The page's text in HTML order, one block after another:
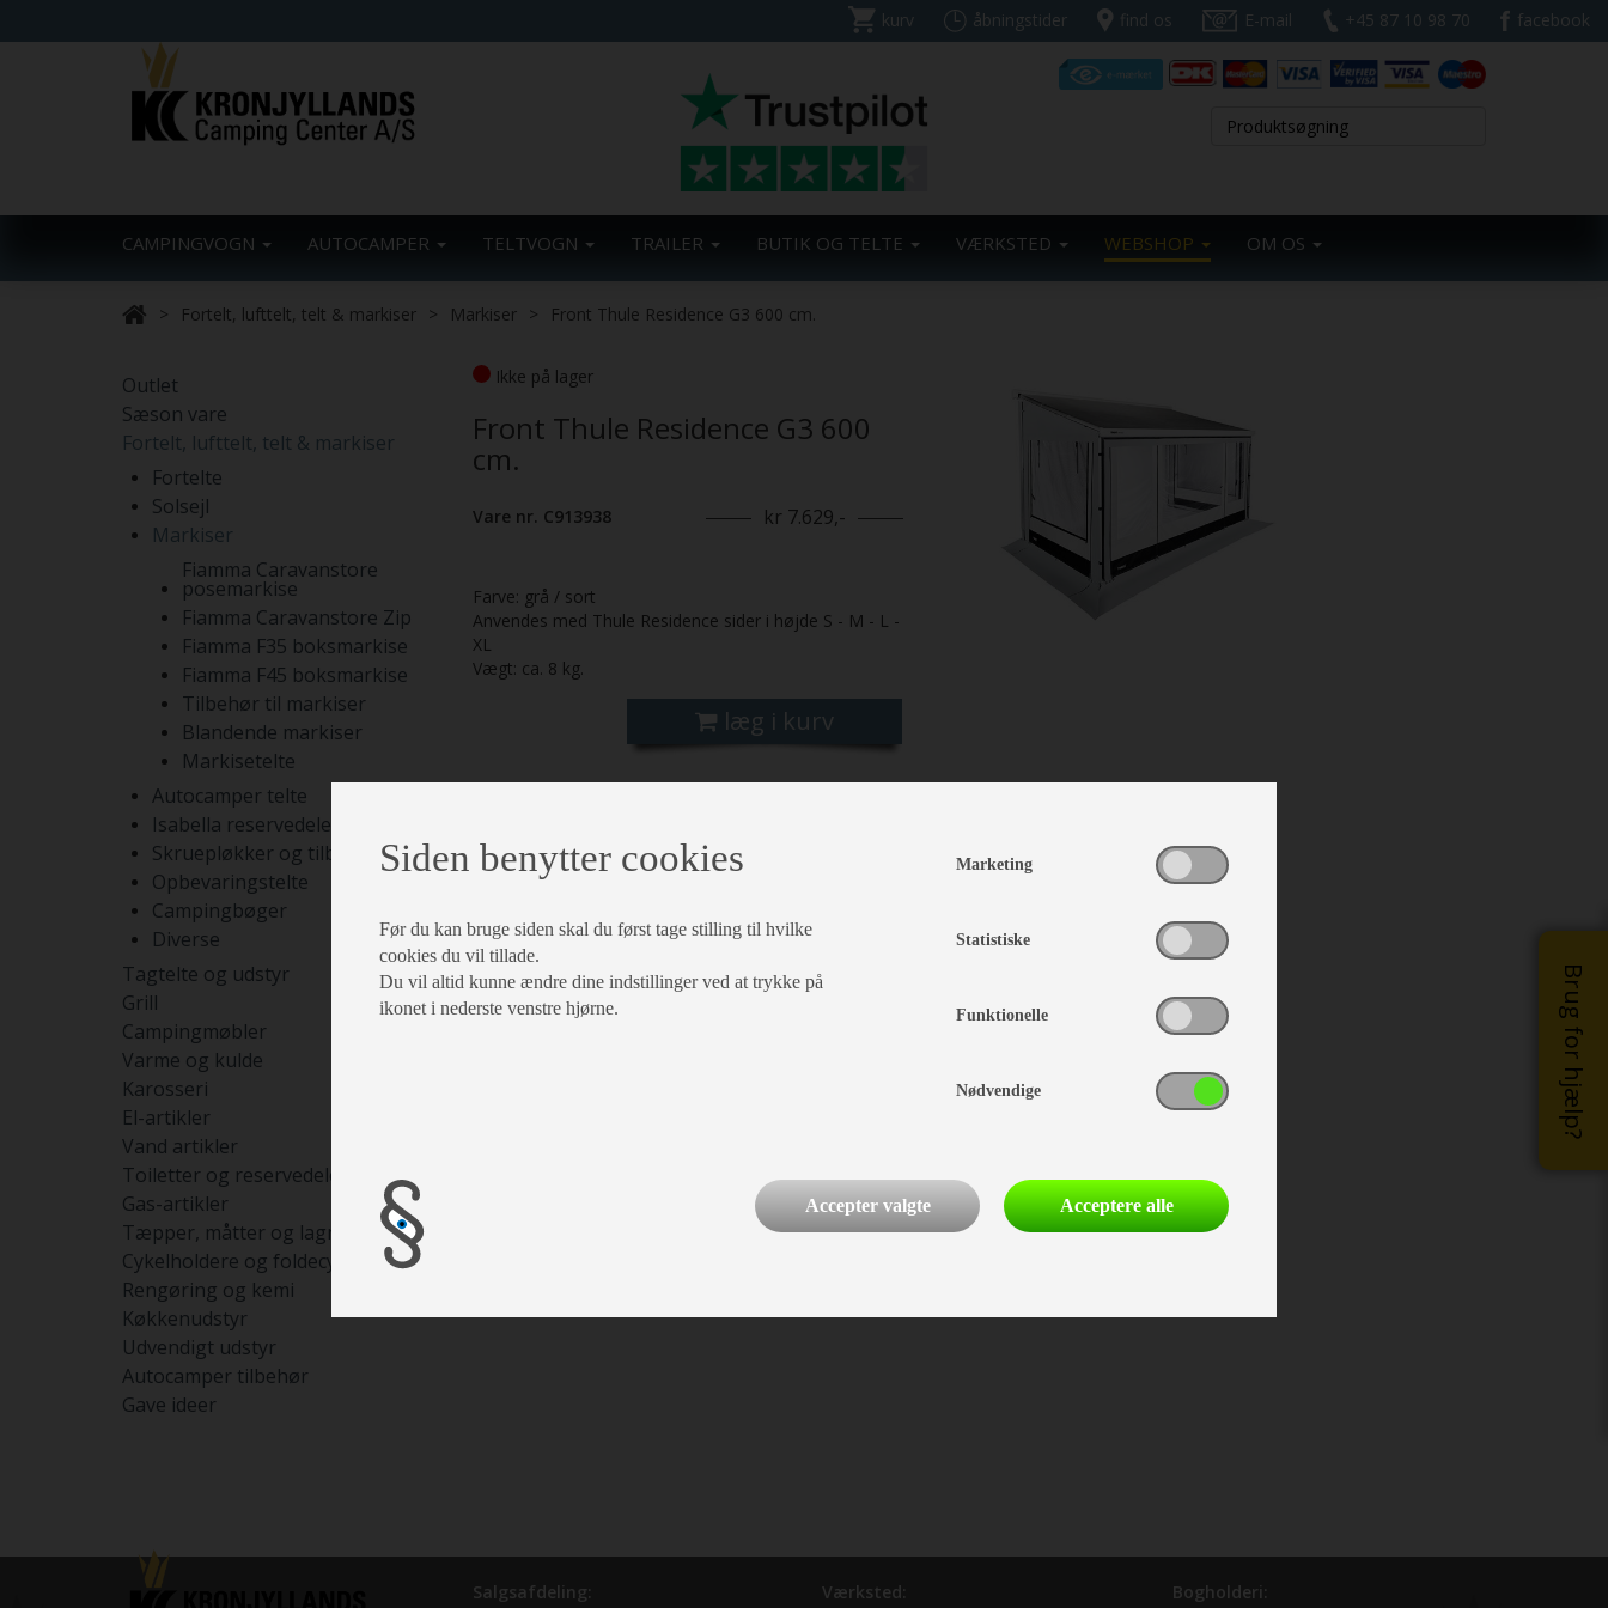
kurv åbningstider find os E-mail +45 87 10 98 70 facebook
CAMPINGVOGN AUTOCAMPER TELTVOGN TRAILER BUTIK OG TELTE VÆRKSTED WEBSHOP OM OS
Brug for hjælp?
Fortelt, lufttelt, telt & markiser Markiser Front Thule Residence G3 600 cm.
Outlet
Sæson vare
Fortelt, lufttelt, telt & markiser
Fortelte
Solsejl
Markiser
Fiamma Caravanstore
posemarkise
Fiamma Caravanstore Zip
Fiamma F35 boksmarkise
Fiamma F45 boksmarkise
Tilbehør til markiser
Blandende markiser
Markisetelte
Autocamper telte
Isabella reservedele
Skruepløkker og tilbehør
Opbevaringstelte
Campingbøger
Diverse
Tagtelte og udstyr
Grill
Campingmøbler
Varme og kulde
Karosseri
El-artikler
Vand artikler
Toiletter og reservedele
Gas-artikler
Tæpper, måtter og lagner
Cykelholdere og foldecykler
Rengøring og kemi
Køkkenudstyr
Udvendigt udstyr
Autocamper tilbehør
Gave ideer
Ikke på lager
Front Thule Residence G3 600
cm.
Vare nr. C913938 kr 7.629,-
Farve: grå / sort
Anvendes med Thule Residence sider i højde S - M - L -
XL
Vægt: ca. 8 kg.
læg i kurv
Salgsafdeling: Værksted: Bogholderi:
Siden benytter cookies
Før du kan bruge siden skal du først tage stilling til hvilke
cookies du vil tillade.
Du vil altid kunne ændre dine indstillinger ved at trykke på
ikonet i nederste venstre hjørne.
Marketing
Statistiske
Funktionelle
Nødvendige
Accepter valgte Acceptere alle